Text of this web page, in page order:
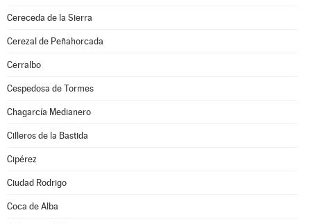
Cereceda de la Sierra
Cerezal de Peñahorcada
Cerralbo
Cespedosa de Tormes
Chagarcía Medianero
Cilleros de la Bastida
Cipérez
Ciudad Rodrigo
Coca de Alba